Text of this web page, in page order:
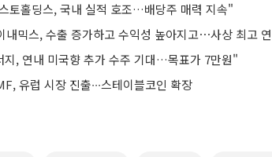
토홀딩스, 국내 실적 호조…배당주 매력 지속"
내믹스, 수출 증가하고 수익성 높아지고⋯사상 최고
, 연내 미국향 추가 수주 기대…목표가 7만원"
유럽 시장 진출∙∙∙스테이블코인 확장